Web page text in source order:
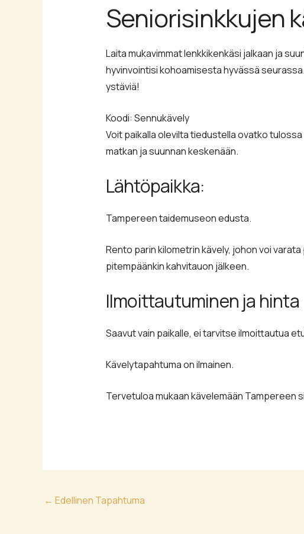
Seniorisinkkujen
Laita mukavimmat lenkkikenkäsi jalkaan ja
hyvinvointisi kohoamisesta hyvässä
ystäviä!
Koodi: Sennukävely
Voit paikalla olevilta tiedustella ovatko
matkan ja suunnan keskenään.
Lähtöpaikka:
Tampereen taidemuseon edusta.
Rento parin kilometrin kävely, johon voi
pitempäänkin kahvitauon jälkeen.
Ilmoittautuminen ja hinta
Saavut vain paikalle, ei tarvitse ilmoittautua
Kävelytapahtuma on ilmainen.
Tervetuloa mukaan kävelemään Tampereen
← Edellinen Tapahtuma